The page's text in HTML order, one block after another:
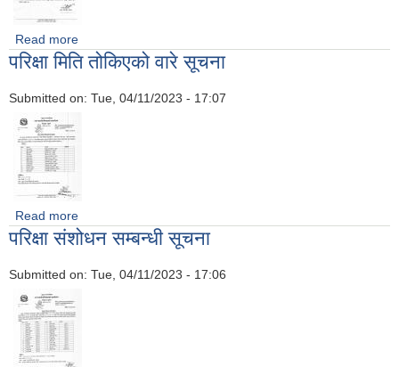
Read more
सूचना
परिक्षा मिति तोकिएको वारे सूचना
Submitted on: Tue, 04/11/2023 - 17:07
Read more
परिक्षा संशोधन सम्बन्धी सूचना
Submitted on: Tue, 04/11/2023 - 17:06